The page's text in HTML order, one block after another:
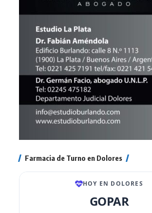
Farmacia de Turno en Dolores